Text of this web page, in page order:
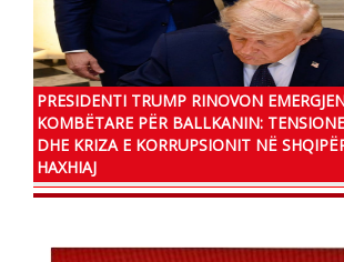
PRESIDENTI TRUMP RINOVON
KOMBËTARE PËR BALLKANIN:
DHE KRIZA E KORRUPSIONIT NË
HAXHIAJ